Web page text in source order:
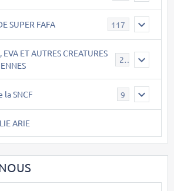
SUPER FAFA 117
EVA ET AUTRES CREATURES
26
la SNCF 9
ARIE